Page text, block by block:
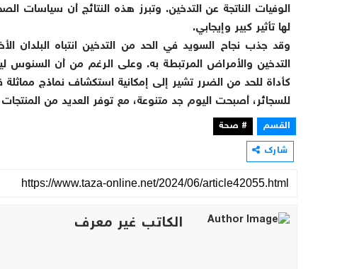
الوفيات الناتجة عن التدخين. وتبرز هذه النتائج أن سياسات
لها تأثير كبير وإيجابي.
وقد جذب نجاح السويد في الحد من التدخين انتباه البلدان
التدخين والأمراض المرتبطة به. وعلى الرغم من أن السنوس
كأداة للحد من الضرر تشير إلى إمكانية استكشاف نماذج
للسجائر، أصبحت اليوم جد متنوعة، مع توفر العديد من
القسم
# صحة
شارك
الكاتب غير معرف